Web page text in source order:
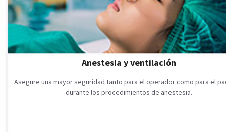
Anestesia y ventilación
Asegure una mayor seguridad tanto para el operador como para el
durante los procedimientos de anestesia.